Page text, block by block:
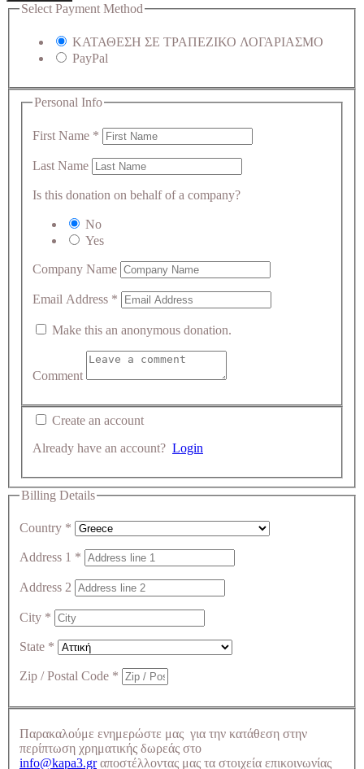
Select Payment Method
ΚΑΤΑΘΕΣΗ ΣΕ ΤΡΑΠΕΖΙΚΟ ΛΟΓΑΡΙΑΣΜΟ
PayPal
Personal Info
First Name *
Last Name
Is this donation on behalf of a company?
No
Yes
Company Name
Email Address *
Make this an anonymous donation.
Comment
Create an account
Already have an account? Login
Billing Details
Country *
Address 1 *
Address 2
City *
State *
Zip / Postal Code *
Παρακαλούμε ενημερώστε μας για την κατάθεση στην
περίπτωση χρηματικής δωρεάς στο
info@kapa3.grαποστέλλοντας μας τα στοιχεία επικοινωνίας